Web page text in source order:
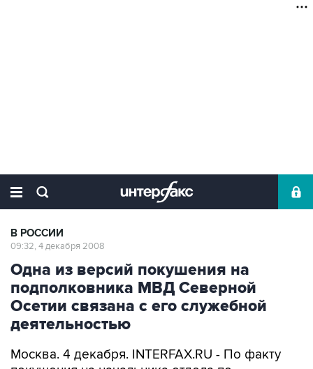
В РОССИИ
09:32, 4 декабря 2008
Одна из версий покушения на
подполковника МВД Северной
Осетии связана с его служебной
деятельностью
Москва. 4 декабря. INTERFAX.RU - По факту